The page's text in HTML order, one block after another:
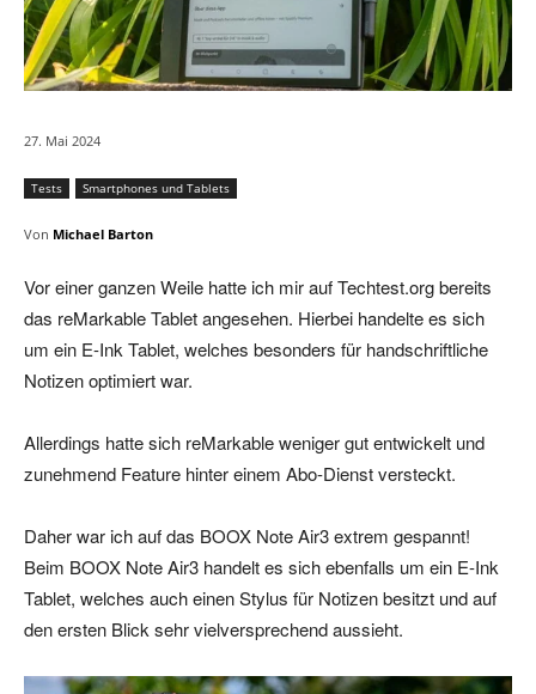
27. Mai 2024
Tests Smartphones und Tablets
Von Michael Barton
Vor einer ganzen Weile hatte ich mir auf Techtest.org bereits
das reMarkable Tablet angesehen. Hierbei handelte es sich
um ein E-Ink Tablet, welches besonders für handschriftliche
Notizen optimiert war.
Allerdings hatte sich reMarkable weniger gut entwickelt und
zunehmend Feature hinter einem Abo-Dienst versteckt.
Daher war ich auf das BOOX Note Air3 extrem gespannt!
Beim BOOX Note Air3 handelt es sich ebenfalls um ein E-Ink
Tablet, welches auch einen Stylus für Notizen besitzt und auf
den ersten Blick sehr vielversprechend aussieht.